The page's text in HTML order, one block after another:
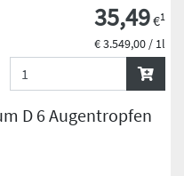
D 6 Augentropfen
35,49€1
€ 3.549,00 / 1l